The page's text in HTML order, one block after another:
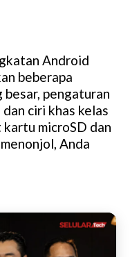
Android
beberapa
pengaturan
ciri khas kelas
microSD dan
Anda